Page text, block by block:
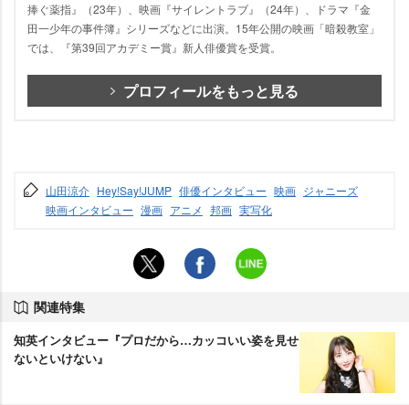
捧ぐ薬指』（23年）、映画『サイレントラブ』（24年）、ドラマ『金
田一少年の事件簿』シリーズなどに出演。15年公開の映画「暗殺教室」
では、『第39回アカデミー賞』新人俳優賞を受賞。
プロフィールをもっと見る
山田涼介 Hey!Say!JUMP 俳優インタビュー 映画 ジャニーズ
映画インタビュー 漫画 アニメ 邦画 実写化
関連特集
知英インタビュー『プロだから…カッコいい姿を見せ
ないといけない』